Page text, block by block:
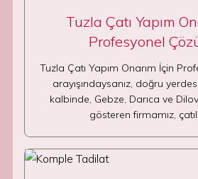
Tuzla Çatı Yapım
Profesyonel
Tuzla Çatı Yapım Onarım İçin
arayışındaysanız, doğru
kalbinde, Gebze, Darıca ve
gösteren firmamız,